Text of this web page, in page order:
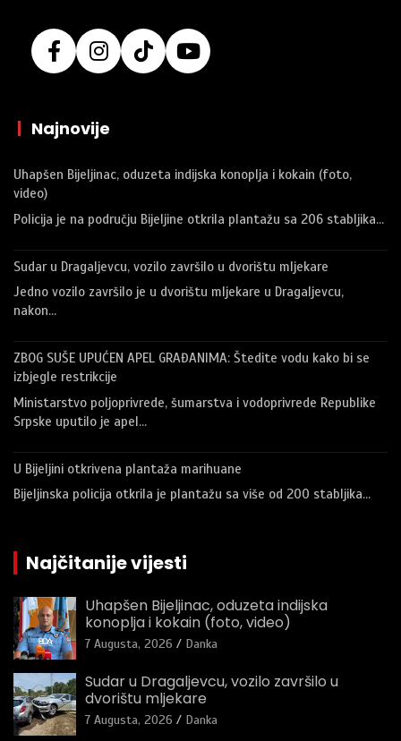
| Najnovije
Uhapšen Bijeljinac, oduzeta indijska konoplja i kokain (foto,
video)
Policija je na području Bijeljine otkrila plantažu sa 206 stabljika…
Sudar u Dragaljevcu, vozilo završilo u dvorištu mljekare
Jedno vozilo završilo je u dvorištu mljekare u Dragaljevcu,
nakon…
ZBOG SUŠE UPUĆEN APEL GRAĐANIMA: Štedite vodu kako bi se
izbjegle restrikcije
Ministarstvo poljoprivrede, šumarstva i vodoprivrede Republike
Srpske uputilo je apel…
U Bijeljini otkrivena plantaža marihuane
Bijeljinska policija otkrila je plantažu sa više od 200 stabljika…
Najčitanije vijesti
Uhapšen Bijeljinac, oduzeta indijska
konoplja i kokain (foto, video)
7 Augusta, 2026 Danka
Sudar u Dragaljevcu, vozilo završilo u
dvorištu mljekare
7 Augusta, 2026 Danka